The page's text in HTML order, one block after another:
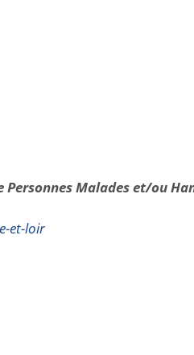
Malades et/ou
et-loir